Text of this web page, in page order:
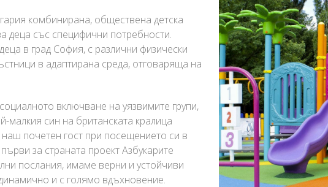
комбинирана, обществена детска
деца със специфични потребности.
в град София, с различни физически
в адаптирана среда, отговаряща на
включване на уязвимите групи,
малкия син на британската кралица
почетен гост при посещението си в
за страната проект Азбукарите
послания, имаме верни и устойчиви
и с голямо вдъхновение.